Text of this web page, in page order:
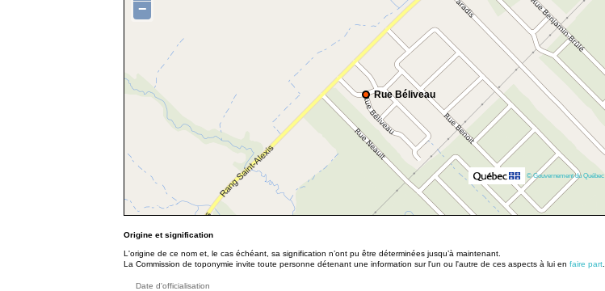
Rue Béliveau
−
© Gouvernement du Québec
Origine et signification
L'origine de ce nom et, le cas échéant, sa signification n’ont pu être déterminées jusqu’à maintenant.
La Commission de toponymie invite toute personne détenant une information sur l'un ou l'autre de ces aspects à lui en faire part
Date d'officialisation